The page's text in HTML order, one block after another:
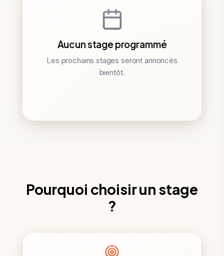
Aucun stage programmé
Les prochains stages seront annoncés
bientôt.
Pourquoi choisir un stage
?